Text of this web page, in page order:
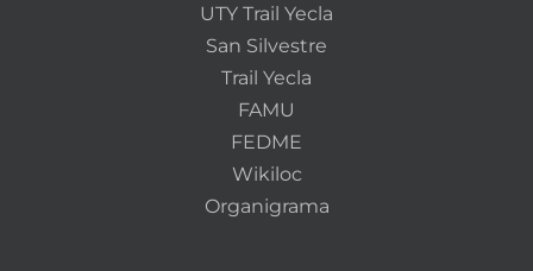
UTY Trail Yecla
San Silvestre
Trail Yecla
FAMU
FEDME
Wikiloc
Organigrama